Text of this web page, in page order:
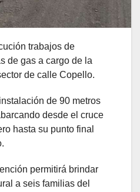
trabajos de
de gas a cargo de la
de calle Copello.
de 90 metros
desde el cruce
hasta su punto final
permitirá brindar
a seis familias del